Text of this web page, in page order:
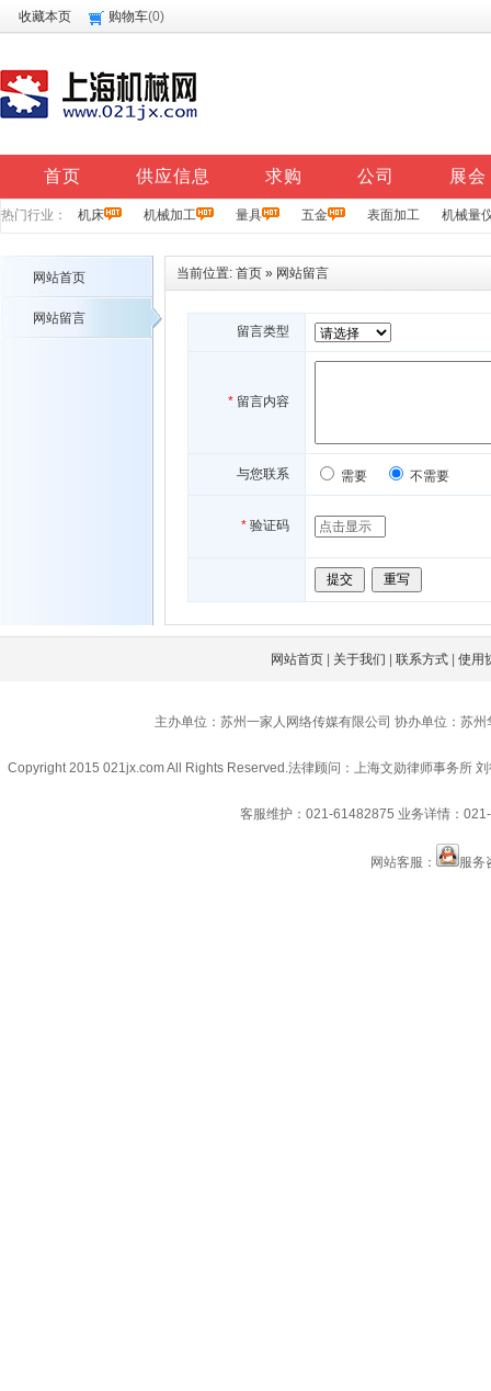
收藏本页 购物车(0)
首页 供应信息 求购 公司 展会
热门行业： 机床 机械加工 量具 五金 表面加工 机械量
网站首页
网站留言
当前位置: 首页 » 网站留言
留言类型
* 留言内容
与您联系 需要 不需要
* 验证码
网站首页 关于我们 |联系方式 |使用
主办单位：苏州一家人网络传媒有限公司 协办单位：苏
Copyright 2015 021jx.com All Rights Reserved.法律顾问：上海文勋律师事务所
客服维护：021-61482875 业务详情：
网站客服： 服务